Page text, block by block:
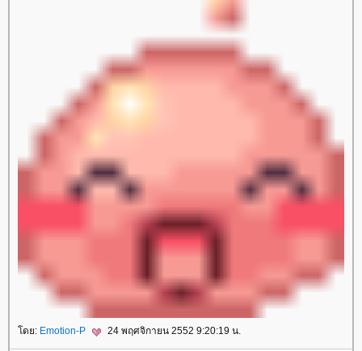
ดย: Emotion-P 24 พฤศจิกายน 2552 9:20:19 น.